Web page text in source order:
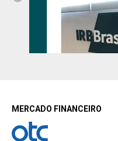
MERCADO FINANCEIRO